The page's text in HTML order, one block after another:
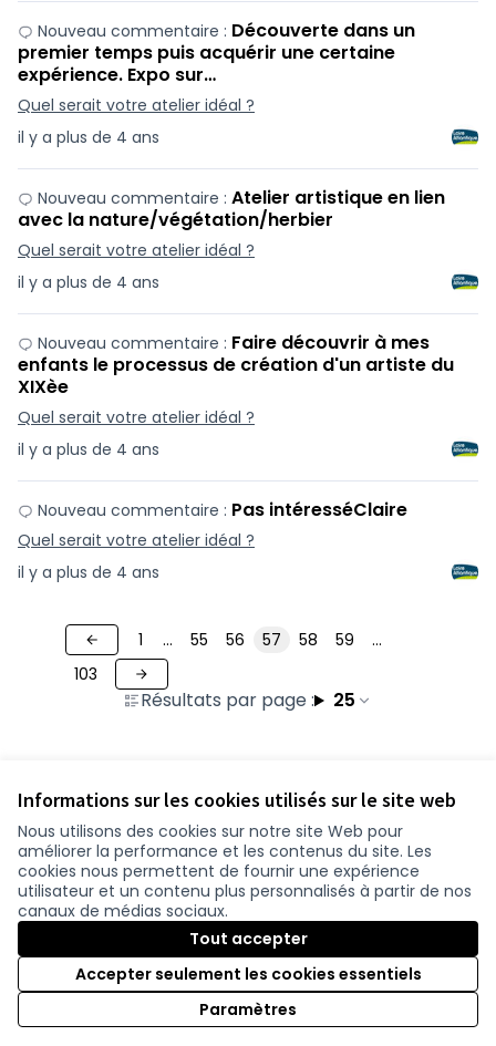
Informations sur les cookies utilisés sur le site web
Nous utilisons des cookies sur notre site Web pour
améliorer la performance et les contenus du site. Les
cookies nous permettent de fournir une expérience
utilisateur et un contenu plus personnalisés à partir de nos
canaux de médias sociaux.
Tout accepter
Accepter seulement les cookies essentiels
Paramètres
il y a plus de 4 ans
Nouveau commentaire : Découverte dans un
premier temps puis acquérir une certaine
expérience. Expo sur…
Quel serait votre atelier idéal ?
il y a plus de 4 ans
Nouveau commentaire : Atelier artistique en lien
avec la nature/végétation/herbier
Quel serait votre atelier idéal ?
il y a plus de 4 ans
Nouveau commentaire : Faire découvrir à mes
enfants le processus de création d'un artiste du
XIXèe
Quel serait votre atelier idéal ?
il y a plus de 4 ans
Nouveau commentaire : Pas intéresséClaire
Quel serait votre atelier idéal ?
Résultats par page : 25
1 … 55 56 57 58 59
…
103
Conditions d'utilisation
Paramètres des cookies
participer.loire-atlantique.fr sur Facebook
(Nouvelle fenêtre)
participer.loire-atlantique.fr sur Instagram
(Nouvelle fenêtre)
participer.loire-atlantique.fr sur YouTube
(Nouvelle fenêtre)
Site réalisé grâce aulogiciel libre Decidim
(Nouvelle fenêtre)
.
Licence
(Nouvelle